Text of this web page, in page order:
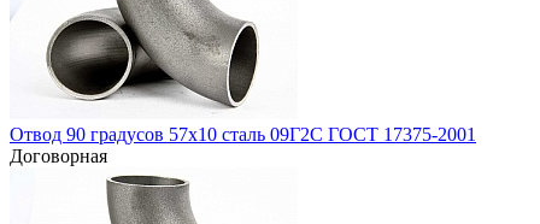
Отвод 90 градусов 57х10 сталь 09Г2С ГОСТ 17375-2001
Договорная